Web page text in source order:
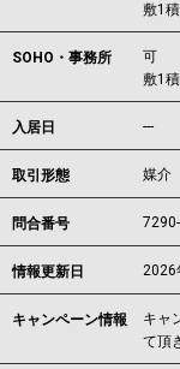
敷1
SOHO・事務所
可
敷1
入居日 ---
取引形態 媒介
問合番号
情報更新日 2026
キャンペーン情報
キャ
て頂